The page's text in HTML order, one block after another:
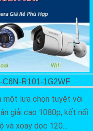
C6N-R101-1G2WF
một lựa chọn tuyệt vời
giải cao 1080p, kết nối
xoay dọc 120...